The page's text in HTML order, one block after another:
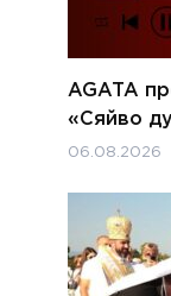
AGATA
«Сяйво
06.08.2026